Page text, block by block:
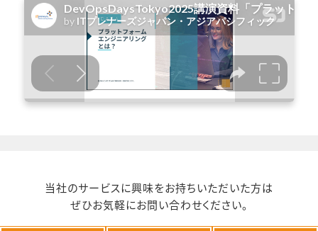
当社のサービスに興味をお持ちいただいた方は
ぜひお気軽にお問い合わせください。